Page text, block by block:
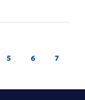
5 6 7